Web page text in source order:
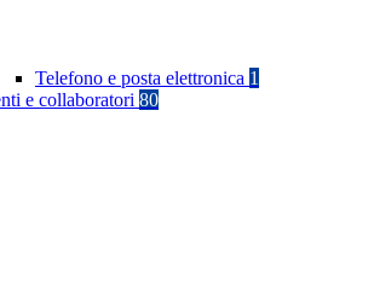
Telefono e posta elettronica 1
e collaboratori 80